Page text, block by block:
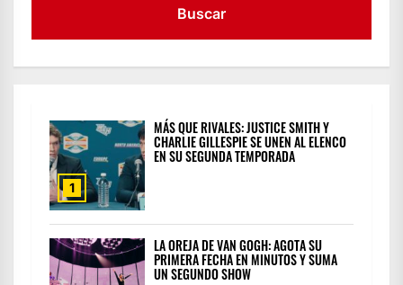
1
MÁS QUE RIVALES: JUSTICE SMITH Y
CHARLIE GILLESPIE SE UNEN AL ELENCO
EN SU SEGUNDA TEMPORADA
LA OREJA DE VAN GOGH: AGOTA SU
PRIMERA FECHA EN MINUTOS Y SUMA
UN SEGUNDO SHOW